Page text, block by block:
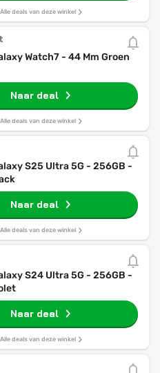
Alle deals van deze winkel
Watch7 - 44 Mm Groen
Naar deal
Alle deals van deze winkel
S25 Ultra 5G - 256GB -
Naar deal
Alle deals van deze winkel
S24 Ultra 5G - 256GB -
Naar deal
Alle deals van deze winkel